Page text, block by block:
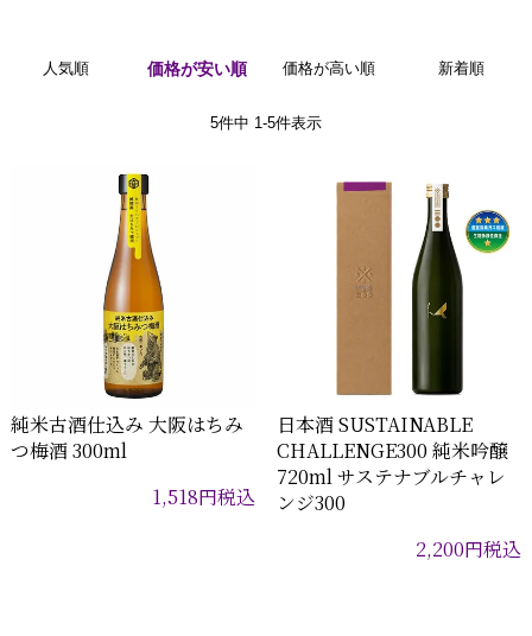
人気順 価格が安い順 価格が高い順 新着順
5件中 1-5件表示
純米古酒仕込み 大阪はちみ
つ梅酒 300ml
1,518円税込
日本酒 SUSTAINABLE
CHALLENGE300 純米吟醸
720ml サステナブルチャレ
ンジ300
2,200円税込